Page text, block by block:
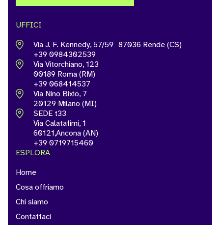
UFFICI
Via J. F. Kennedy, 57/59 87036 Rende (CS)
+39 0984302539
Via Vitorchiano, 123
00189 Roma (RM)
+39 068414537
Via Nino Bixio, 7
20129 Milano (MI)
SEDE t33
Via Calatafimi, 1
60121,Ancona (AN)
+39 0719715460
ESPLORA
Home
Cosa offriamo
Chi siamo
Contattaci